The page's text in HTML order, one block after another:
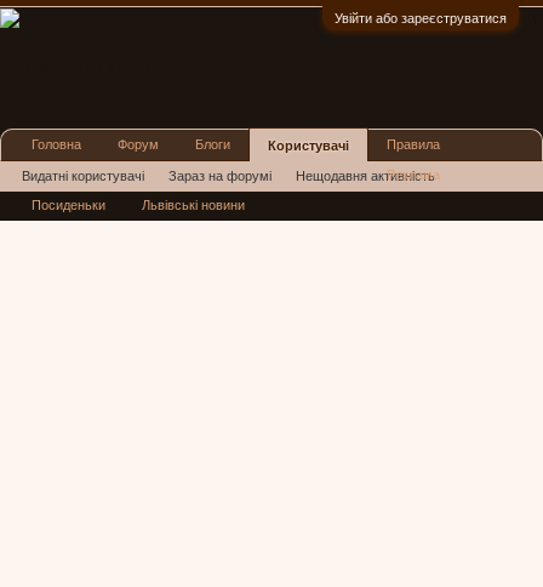
Увійти або зареєструватися
Головна Форум Блоги Користувачі
Видатні користувачі Зараз на форумі Нещодавня активність
Нові повідомлення профілю
Правила
Реклама
Посиденьки Львівські новини